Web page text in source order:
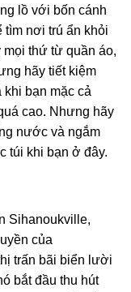
lồ với bốn cánh
tìm nơi trú ẩn khỏi
thứ từ quần áo,
hãy tiết kiệm
bạn mặc cả
cao. Nhưng hãy
nước và ngắm
túi khi bạn ở đây.
Sihanoukville,
của
trấn bãi biển lười
bắt đầu thu hút